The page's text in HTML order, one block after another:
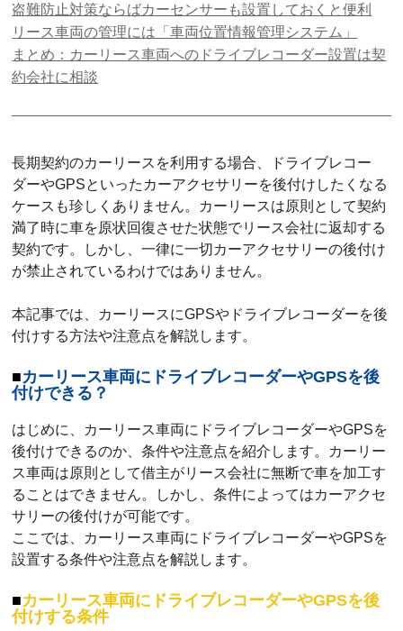
盗難防止対策ならばカーセンサーも設置しておくと便利
リース車両の管理には「車両位置情報管理システム」
まとめ：カーリース車両へのドライブレコーダー設置は契
約会社に相談
長期契約のカーリースを利用する場合、ドライブレコー
ダーやGPSといったカーアクセサリーを後付けしたくなる
ケースも珍しくありません。カーリースは原則として契約
満了時に車を原状回復させた状態でリース会社に返却する
契約です。しかし、一律に一切カーアクセサリーの後付け
が禁止されているわけではありません。
本記事では、カーリースにGPSやドライブレコーダーを後
付けする方法や注意点を解説します。
カーリース車両にドライブレコーダーやGPSを後
付けできる？
はじめに、カーリース車両にドライブレコーダーやGPSを
後付けできるのか、条件や注意点を紹介します。カーリー
ス車両は原則として借主がリース会社に無断で車を加工す
ることはできません。しかし、条件によってはカーアクセ
サリーの後付けが可能です。
ここでは、カーリース車両にドライブレコーダーやGPSを
設置する条件や注意点を解説します。
カーリース車両にドライブレコーダーやGPSを後
付けする条件